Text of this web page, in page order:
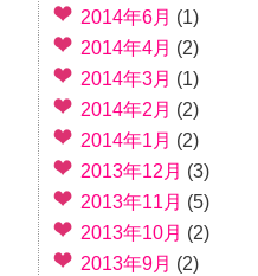
2014年6月 (1)
2014年4月 (2)
2014年3月 (1)
2014年2月 (2)
2014年1月 (2)
2013年12月 (3)
2013年11月 (5)
2013年10月 (2)
2013年9月 (2)